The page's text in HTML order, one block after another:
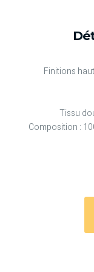
Finitions
Tissu
Composition :